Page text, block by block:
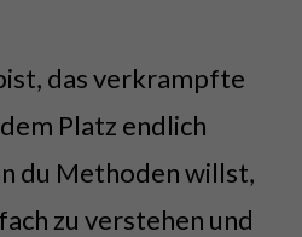
das verkrampfte
Platz endlich
du Methoden willst,
zu verstehen und